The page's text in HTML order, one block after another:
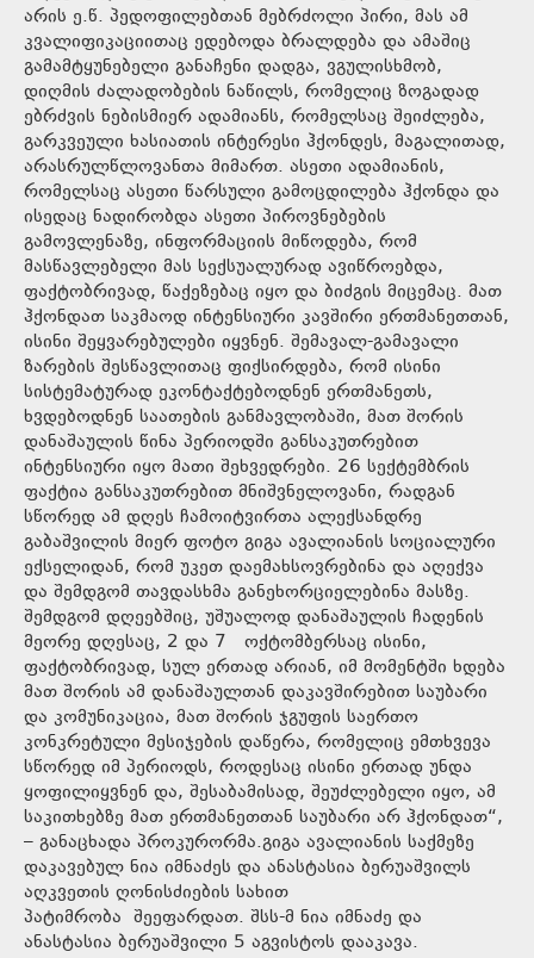
არის ე.წ. პედოფილებთან მებრძოლი პირი, მას ამ
კვალიფიკაციითაც ედებოდა ბრალდება და ამაშიც
გამამტყუნებელი განაჩენი დადგა, ვგულისხმობ,
დიღმის ძალადობების ნაწილს, რომელიც ზოგადად
ებრძვის ნებისმიერ ადამიანს, რომელსაც შეიძლება,
გარკვეული ხასიათის ინტერესი ჰქონდეს, მაგალითად,
არასრულწლოვანთა მიმართ. ასეთი ადამიანის,
რომელსაც ასეთი წარსული გამოცდილება ჰქონდა და
ისედაც ნადირობდა ასეთი პიროვნებების
გამოვლენაზე, ინფორმაციის მიწოდება, რომ
მასწავლებელი მას სექსუალურად ავიწროებდა,
ფაქტობრივად, წაქეზებაც იყო და ბიძგის მიცემაც. მათ
ჰქონდათ საკმაოდ ინტენსიური კავშირი ერთმანეთთან,
ისინი შეყვარებულები იყვნენ. შემავალ-გამავალი
ზარების შესწავლითაც ფიქსირდება, რომ ისინი
სისტემატურად ეკონტაქტებოდნენ ერთმანეთს,
ხვდებოდნენ საათების განმავლობაში, მათ შორის
დანაშაულის წინა პერიოდში განსაკუთრებით
ინტენსიური იყო მათი შეხვედრები. 26 სექტემბრის
ფაქტია განსაკუთრებით მნიშვნელოვანი, რადგან
სწორედ ამ დღეს ჩამოიტვირთა ალექსანდრე
გაბაშვილის მიერ ფოტო გიგა ავალიანის სოციალური
ექსელიდან, რომ უკეთ დაემახსოვრებინა და აღექვა
და შემდგომ თავდასხმა განეხორციელებინა მასზე.
შემდგომ დღეებშიც, უშუალოდ დანაშაულის ჩადენის
მეორე დღესაც, 2 და 7 ოქტომბერსაც ისინი,
ფაქტობრივად, სულ ერთად არიან, იმ მომენტში ხდება
მათ შორის ამ დანაშაულთან დაკავშირებით საუბარი
და კომუნიკაცია, მათ შორის ჯგუფის საერთო
კონკრეტული მესიჯების დაწერა, რომელიც ემთხვევა
სწორედ იმ პერიოდს, როდესაც ისინი ერთად უნდა
ყოფილიყვნენ და, შესაბამისად, შეუძლებელი იყო, ამ
საკითხებზე მათ ერთმანეთთან საუბარი არ ჰქონდათ“,
– განაცხადა პროკურორმა.გიგა ავალიანის საქმეზე
დაკავებულ ნია იმნაძეს და ანასტასია ბერუაშვილს
აღკვეთის ღონისძიების სახით
პატიმრობა შეეფარდათ. შსს-მ ნია იმნაძე და
ანასტასია ბერუაშვილი 5 აგვისტოს დააკავა.